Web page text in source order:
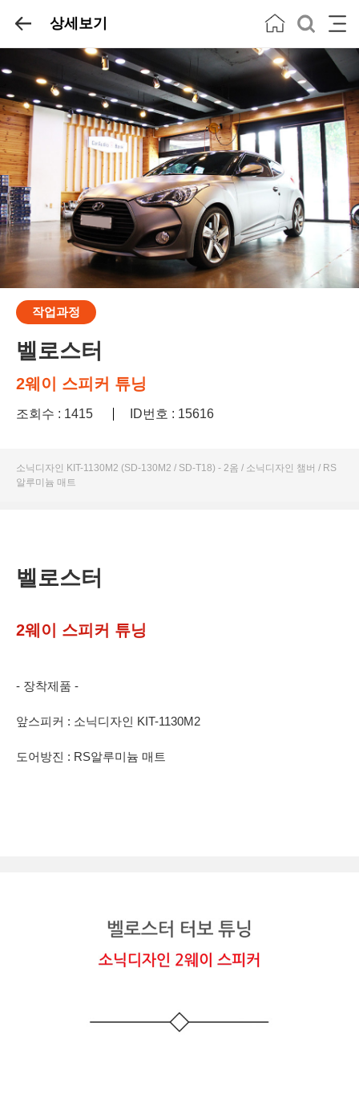
상세보기
작업과정
벨로스터
2웨이 스피커 튜닝
조회수 : 1415 ID번호 : 15616
소닉디자인 KIT-1130M2 (SD-130M2 / SD-T18) - 2옴 / 소닉디자인 챔버 / RS
알루미늄 매트
벨로스터
2웨이 스피커 튜닝
- 장착제품 -
앞스피커 : 소닉디자인 KIT-1130M2
도어방진 : RS알루미늄 매트